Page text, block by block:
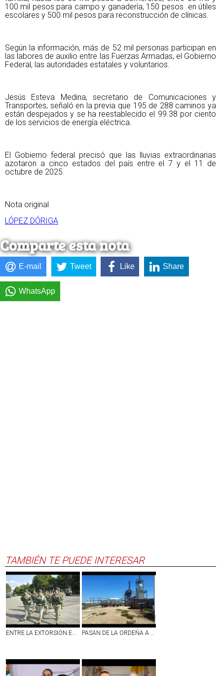
100 mil pesos para campo y ganadería, 150 pesos en útiles
escolares y 500 mil pesos para reconstrucción de clínicas.
Según la información, más de 52 mil personas participan en
las labores de auxilio entre las Fuerzas Armadas, el Gobierno
Federal, las autoridades estatales y voluntarios.
Jesús Esteva Medina, secretario de Comunicaciones y
Transportes, señaló en la previa que 195 de 288 caminos ya
están despejados y se ha reestablecido el 99.38 por ciento
de los servicios de energía eléctrica.
El Gobierno federal precisó que las lluvias extraordinarias
azotaron a cinco estados del país entre el 7 y el 11 de
octubre de 2025.
Nota original
LÓPEZ DÓRIGA
Comparte esta nota
E-mail Tweet Like Share
WhatsApp
TAMBIÉN TE PUEDE INTERESAR
ENTRE LA EXTORSIÓN EN LA ZONA AGUACATERA ARMAN APANTALLAJE PASAN DE LA ORDEÑA A TENER SUS REFINERÍAS